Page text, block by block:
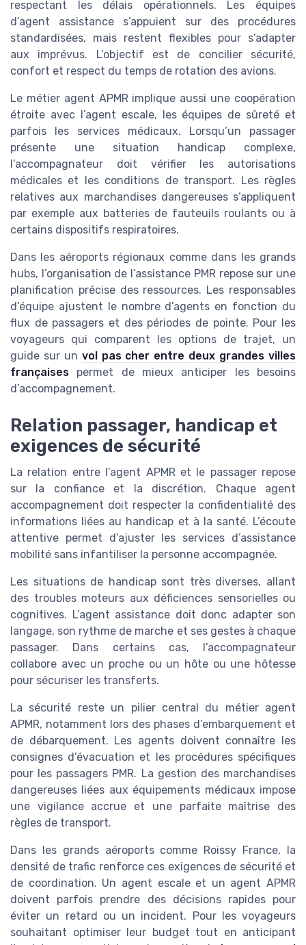
respectant les délais opérationnels. Les équipes
d’agent assistance s’appuient sur des procédures
standardisées, mais restent flexibles pour s’adapter
aux imprévus. L’objectif est de concilier sécurité,
confort et respect du temps de rotation des avions.
Le métier agent APMR implique aussi une coopération
étroite avec l’agent escale, les équipes de sûreté et
parfois les services médicaux. Lorsqu’un passager
présente une situation handicap complexe,
l’accompagnateur doit vérifier les autorisations
médicales et les conditions de transport. Les règles
relatives aux marchandises dangereuses s’appliquent
par exemple aux batteries de fauteuils roulants ou à
certains dispositifs respiratoires.
Dans les aéroports régionaux comme dans les grands
hubs, l’organisation de l’assistance PMR repose sur une
planification précise des ressources. Les responsables
d’équipe ajustent le nombre d’agents en fonction du
flux de passagers et des périodes de pointe. Pour les
voyageurs qui comparent les options de trajet, un
guide sur un vol pas cher entre deux grandes villes
françaises permet de mieux anticiper les besoins
d’accompagnement.
Relation passager, handicap et
exigences de sécurité
La relation entre l’agent APMR et le passager repose
sur la confiance et la discrétion. Chaque agent
accompagnement doit respecter la confidentialité des
informations liées au handicap et à la santé. L’écoute
attentive permet d’ajuster les services d’assistance
mobilité sans infantiliser la personne accompagnée.
Les situations de handicap sont très diverses, allant
des troubles moteurs aux déficiences sensorielles ou
cognitives. L’agent assistance doit donc adapter son
langage, son rythme de marche et ses gestes à chaque
passager. Dans certains cas, l’accompagnateur
collabore avec un proche ou un hôte ou une hôtesse
pour sécuriser les transferts.
La sécurité reste un pilier central du métier agent
APMR, notamment lors des phases d’embarquement et
de débarquement. Les agents doivent connaître les
consignes d’évacuation et les procédures spécifiques
pour les passagers PMR. La gestion des marchandises
dangereuses liées aux équipements médicaux impose
une vigilance accrue et une parfaite maîtrise des
règles de transport.
Dans les grands aéroports comme Roissy France, la
densité de trafic renforce ces exigences de sécurité et
de coordination. Un agent escale et un agent APMR
doivent parfois prendre des décisions rapides pour
éviter un retard ou un incident. Pour les voyageurs
souhaitant optimiser leur budget tout en anticipant